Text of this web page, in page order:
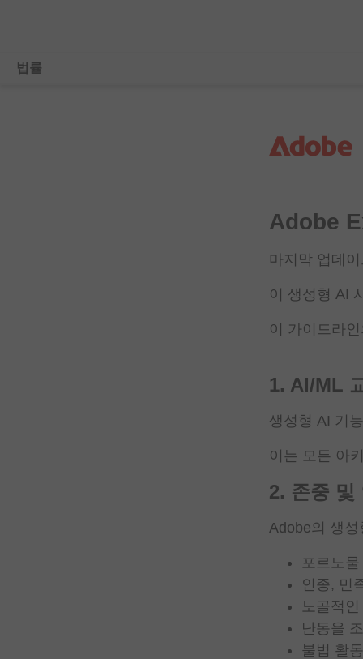
법률
Adobe
마지막 업데
이 생성형 AI
이 가이드라
1. AI/ML
생성형 AI 기
이는 모든 아
2. 존중 및
Adobe의 생
포르노
인종, 민
노골적
난동을
불법 활